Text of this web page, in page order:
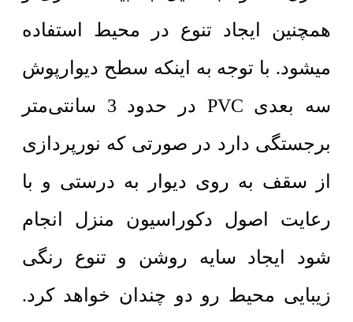
همچنین ایجاد تنوع در محیط استفاده
میشود. با توجه به اینکه سطح دیوارپوش
سه بعدی PVC در حدود 3 سانتی‌متر
برجستگی دارد در صورتی که نورپردازی
از سقف به روی دیوار به درستی و با
رعایت اصول دکوراسیون منزل انجام
شود ایجاد سایه روشن و تنوع رنگی
زیبایی محیط رو دو چندان خواهد کرد.